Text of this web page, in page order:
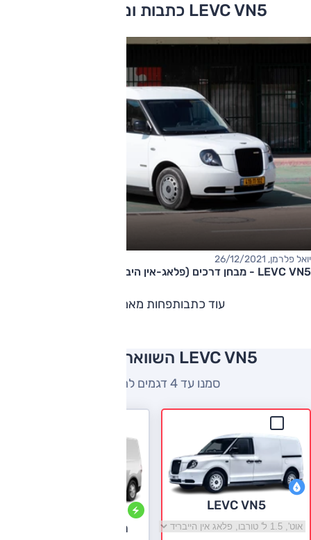
LEVC VN5 כתבות ומבחני דרכים
יואל פלרמן, 26/12/2021
LEVC VN5 - מבחן דרכים (פלאג-אין היברידי)
עוד כתבותפחות מאמרים
LEVC VN5 השוואה למתחרים
סמנו עד 4 דגמים להשוואה
LEVC VN5
בחר גרסה LEVC VN5 מקסוס E-Deliver 3